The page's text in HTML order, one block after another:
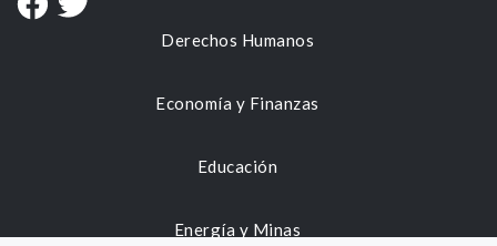
Derechos Humanos
Economía y Finanzas
Educación
Energía y Minas